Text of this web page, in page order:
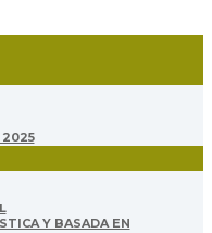
Y BASADA EN